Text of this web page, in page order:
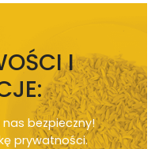
I
bezpieczny!
prywatności.